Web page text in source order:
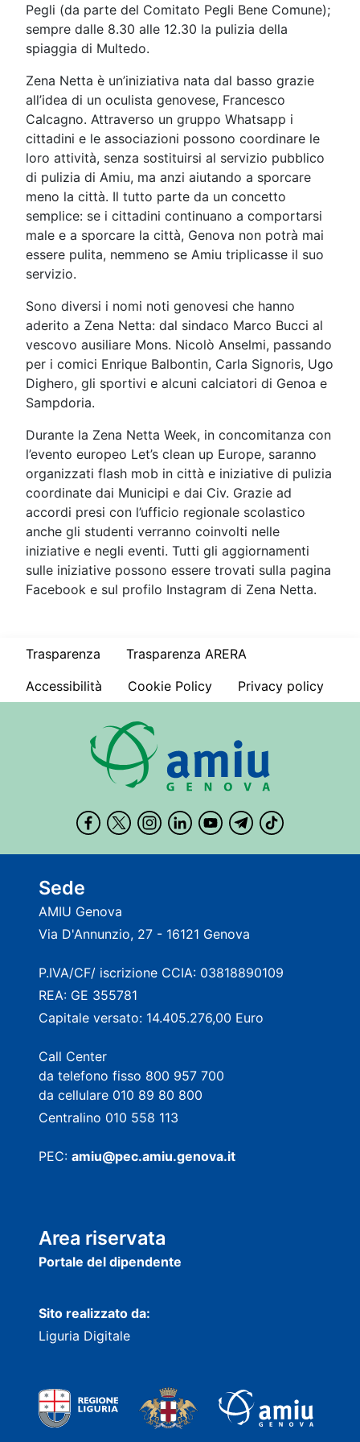
Pegli (da parte del Comitato Pegli Bene Comune);
sempre dalle 8.30 alle 12.30 la pulizia della
spiaggia di Multedo.
Zena Netta è un’iniziativa nata dal basso grazie
all’idea di un oculista genovese, Francesco
Calcagno. Attraverso un gruppo Whatsapp i
cittadini e le associazioni possono coordinare le
loro attività, senza sostituirsi al servizio pubblico
di pulizia di Amiu, ma anzi aiutando a sporcare
meno la città. Il tutto parte da un concetto
semplice: se i cittadini continuano a comportarsi
male e a sporcare la città, Genova non potrà mai
essere pulita, nemmeno se Amiu triplicasse il suo
servizio.
Sono diversi i nomi noti genovesi che hanno
aderito a Zena Netta: dal sindaco Marco Bucci al
vescovo ausiliare Mons. Nicolò Anselmi, passando
per i comici Enrique Balbontin, Carla Signoris, Ugo
Dighero, gli sportivi e alcuni calciatori di Genoa e
Sampdoria.
Durante la Zena Netta Week, in concomitanza con
l’evento europeo Let’s clean up Europe, saranno
organizzati flash mob in città e iniziative di pulizia
coordinate dai Municipi e dai Civ. Grazie ad
accordi presi con l’ufficio regionale scolastico
anche gli studenti verranno coinvolti nelle
iniziative e negli eventi. Tutti gli aggiornamenti
sulle iniziative possono essere trovati sulla pagina
Facebook e sul profilo Instagram di Zena Netta.
Trasparenza
Trasparenza ARERA
Accessibilità
Cookie Policy Privacy policy
Sede
AMIU Genova
Via D'Annunzio, 27 - 16121 Genova
P.IVA/CF/ iscrizione CCIA: 03818890109
REA: GE 355781
Capitale versato: 14.405.276,00 Euro
Call Center
da telefono fisso 800 957 700
da cellulare 010 89 80 800
Centralino 010 558 113
PEC: amiu@pec.amiu.genova.it
Area riservata
Portale del dipendente
Sito realizzato da:
Liguria Digitale